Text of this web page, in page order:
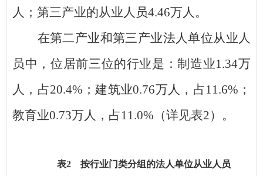
人；第三产业的从业人员4.46万人。
在第二产业和第三产业法人单位从业人
员中，位居前三位的行业是：制造业1.34万
人，占20.4% ；建筑业0.76万人，占11.6% ；
教育业0.73万人，占11.0% （详见表2）。
表2 按行业门类分组的法人单位从业人员